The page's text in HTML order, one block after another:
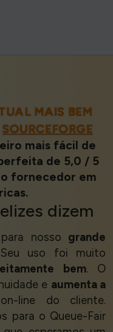
MAIS BEM
SOURCEFORGE
mais fácil de
de 5,0 / 5
fornecedor em
dizem
para nosso grande
uso foi muito
bem. O
e aumenta a
line do cliente.
para o Queue-Fair